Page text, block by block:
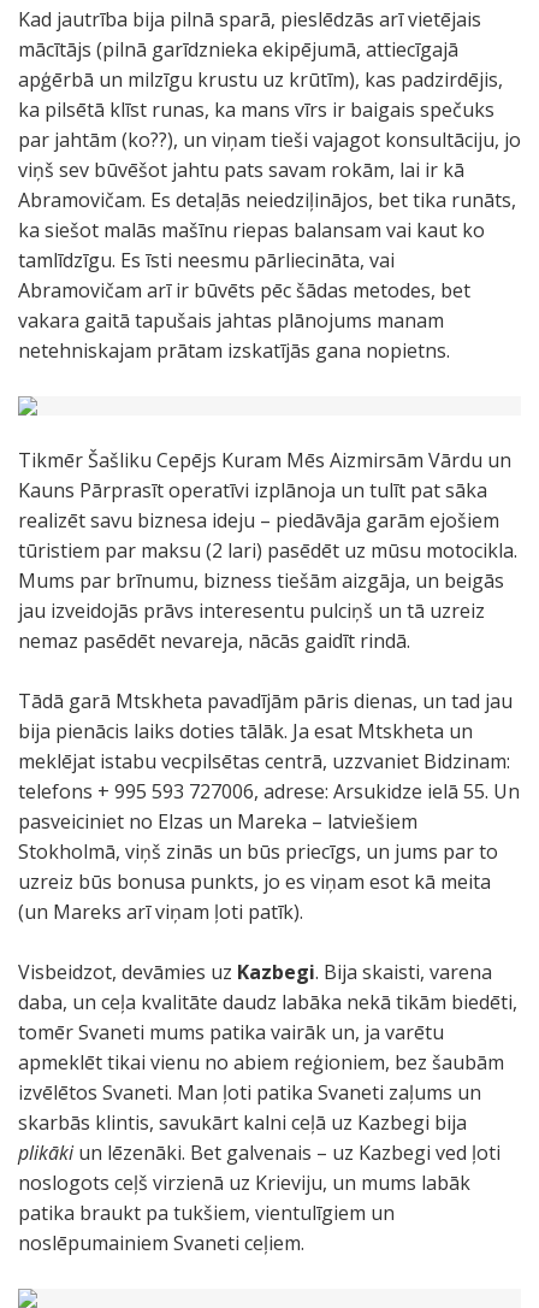
Kad jautrība bija pilnā sparā, pieslēdzās arī vietējais
mācītājs (pilnā garīdznieka ekipējumā, attiecīgajā
apģērbā un milzīgu krustu uz krūtīm), kas padzirdējis,
ka pilsētā klīst runas, ka mans vīrs ir baigais spečuks
par jahtām (ko??), un viņam tieši vajagot konsultāciju, jo
viņš sev būvēšot jahtu pats savam rokām, lai ir kā
Abramovičam. Es detaļās neiedziļinājos, bet tika runāts,
ka siešot malās mašīnu riepas balansam vai kaut ko
tamlīdzīgu. Es īsti neesmu pārliecināta, vai
Abramovičam arī ir būvēts pēc šādas metodes, bet
vakara gaitā tapušais jahtas plānojums manam
netehniskajam prātam izskatījās gana nopietns.
Tikmēr Šašliku Cepējs Kuram Mēs Aizmirsām Vārdu un
Kauns Pārprasīt operatīvi izplānoja un tulīt pat sāka
realizēt savu biznesa ideju – piedāvāja garām ejošiem
tūristiem par maksu (2 lari) pasēdēt uz mūsu motocikla.
Mums par brīnumu, bizness tiešām aizgāja, un beigās
jau izveidojās prāvs interesentu pulciņš un tā uzreiz
nemaz pasēdēt nevareja, nācās gaidīt rindā.
Tādā garā Mtskheta pavadījām pāris dienas, un tad jau
bija pienācis laiks doties tālāk. Ja esat Mtskheta un
meklējat istabu vecpilsētas centrā, uzzvaniet Bidzinam:
telefons + 995 593 727006, adrese: Arsukidze ielā 55. Un
pasveiciniet no Elzas un Mareka – latviešiem
Stokholmā, viņš zinās un būs priecīgs, un jums par to
uzreiz būs bonusa punkts, jo es viņam esot kā meita
(un Mareks arī viņam ļoti patīk).
Visbeidzot, devāmies uz Kazbegi. Bija skaisti, varena
daba, un ceļa kvalitāte daudz labāka nekā tikām biedēti,
tomēr Svaneti mums patika vairāk un, ja varētu
apmeklēt tikai vienu no abiem reģioniem, bez šaubām
izvēlētos Svaneti. Man ļoti patika Svaneti zaļums un
skarbās klintis, savukārt kalni ceļā uz Kazbegi bija
plikākiun lēzenāki. Bet galvenais – uz Kazbegi ved ļoti
noslogots ceļš virzienā uz Krieviju, un mums labāk
patika braukt pa tukšiem, vientulīgiem un
noslēpumainiem Svaneti ceļiem.